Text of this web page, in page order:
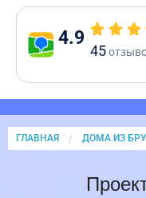
4.9
45
ГЛАВНАЯ ДОМА ИЗ